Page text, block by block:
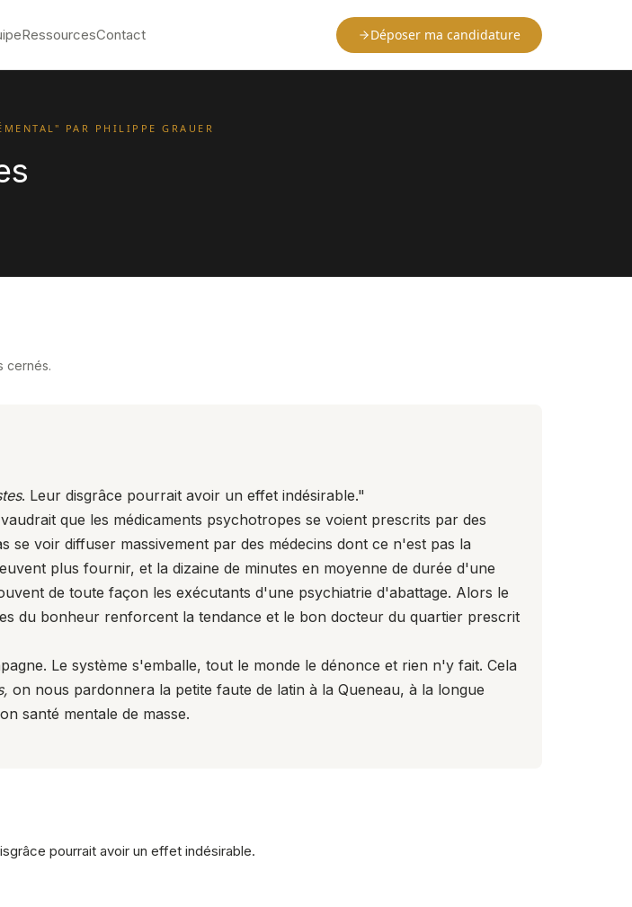
RessourcesContact Déposer ma candidature
PAR PHILIPPE GRAUER
cernés.
. Leur disgrâce pourrait avoir un effet indésirable."
que les médicaments psychotropes se voient prescrits par des
voir diffuser massivement par des médecins dont ce n'est pas la
plus fournir, et la dizaine de minutes en moyenne de durée d'une
de toute façon les exécutants d'une psychiatrie d'abattage. Alors le
du bonheur renforcent la tendance et le bon docteur du quartier prescrit
Le système s'emballe, tout le monde le dénonce et rien n'y fait. Cela
on nous pardonnera la petite faute de latin à la Queneau, à la longue
santé mentale de masse.
pourrait avoir un effet indésirable.